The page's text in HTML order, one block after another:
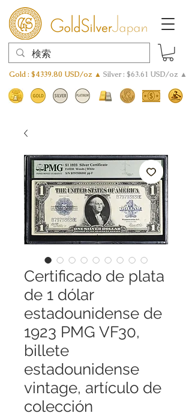
Gold : $4339.80 USD/oz ▲ Silver : $63.61 USD/oz ▲
Certificado de plata
de 1 dólar
estadounidense de
1923 PMG VF30,
billete
estadounidense
vintage, artículo de
colección